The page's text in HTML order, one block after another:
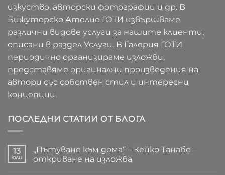
изкуство, авторски фотографии и др. В
Бижутерско Ателие ГОТИ извършваме
различни видове услуги за нашите клиенти,
описани в раздел Услуги. В Галерия ГОТИ
периодично организираме изложби,
представяме оригинални произведения на
автори със собствен стил и интересни
концепции.
ПОСЛЕДНИ СТАТИИ ОТ БЛОГА
13
юли
„Пътуване към дома“ – Кейко Танабе –
откриване на изложба